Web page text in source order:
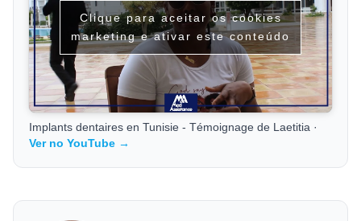
Clique para aceitar os cookies
marketing e ativar este conteúdo
Implants dentaires en Tunisie - Témoignage de Laetitia ·
Ver no YouTube →